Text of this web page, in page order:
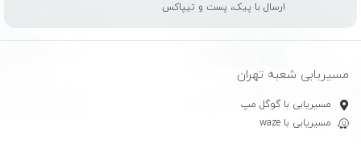
ارسال با پیک، پست و تیپاکس
مسیربابی شعبه تهران
مسیریابی با گوگل مپ
مسیریابی با waze